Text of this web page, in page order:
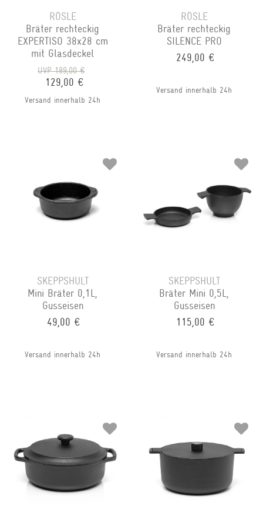
RÖSLE
Bräter rechteckig
EXPERTISO 38x28 cm
mit Glasdeckel
UVP 189,00 €
129,00 €
Versand innerhalb 24h
RÖSLE
Bräter rechteckig
SILENCE PRO
249,00 €
Versand innerhalb 24h
SKEPPSHULT
Mini Bräter 0,1L,
Gusseisen
49,00 €
Versand innerhalb 24h
SKEPPSHULT
Bräter Mini 0,5L,
Gusseisen
115,00 €
Versand innerhalb 24h